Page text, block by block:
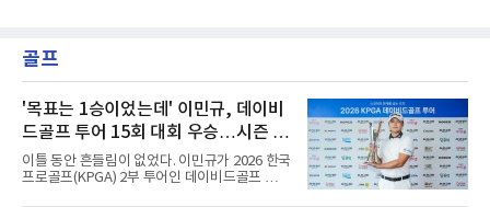
골프
'목표는 1승이었는데' 이민규, 데이비
드골프 투어 15회 대회 우승…시즌 2
승
이틀 동안 흔들림이 없었다. 이민규가 2026 한국
프로골프(KPGA) 2부 투어인 데이비드골프 투어